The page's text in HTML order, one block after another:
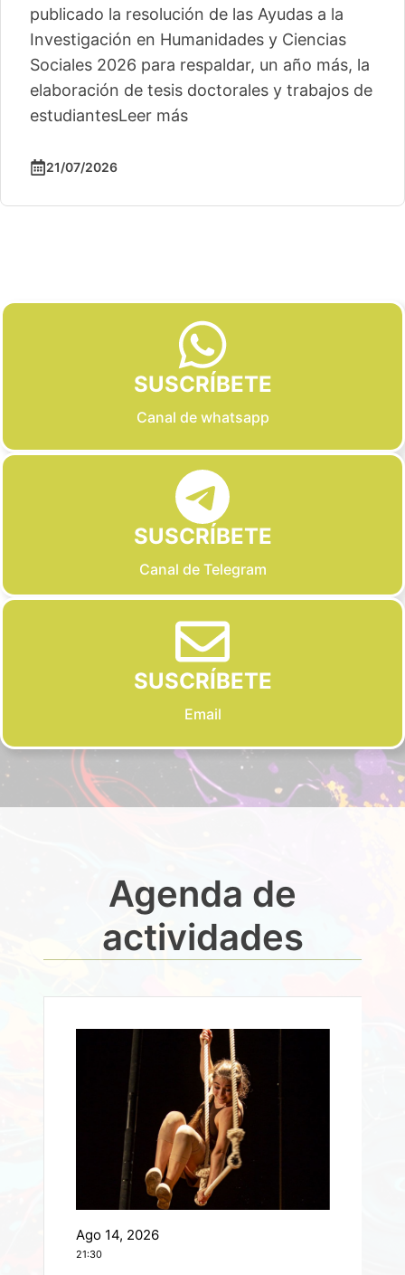
publicado la resolución de las Ayudas a la
Investigación en Humanidades y Ciencias
Sociales 2026 para respaldar, un año más, la
elaboración de tesis doctorales y trabajos de
estudiantesLeer más
21/07/2026
SUSCRÍBETE
Canal de whatsapp
SUSCRÍBETE
Canal de Telegram
SUSCRÍBETE
Email
Agenda de
actividades
Ago 14, 2026
21:30